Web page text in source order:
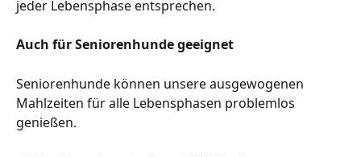
jeder Lebensphase entsprechen.
Auch für Seniorenhunde geeignet
Seniorenhunde können unsere ausgewogenen
Mahlzeiten für alle Lebensphasen problemlos
genießen.